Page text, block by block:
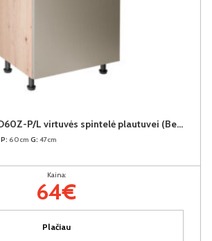
LANGEN BEIGE D60Z-P/L virtuvės spintelė plautuvei (Beige/Dab Artisan)
P: 60cm G: 47cm
Kaina:
64€
Plačiau